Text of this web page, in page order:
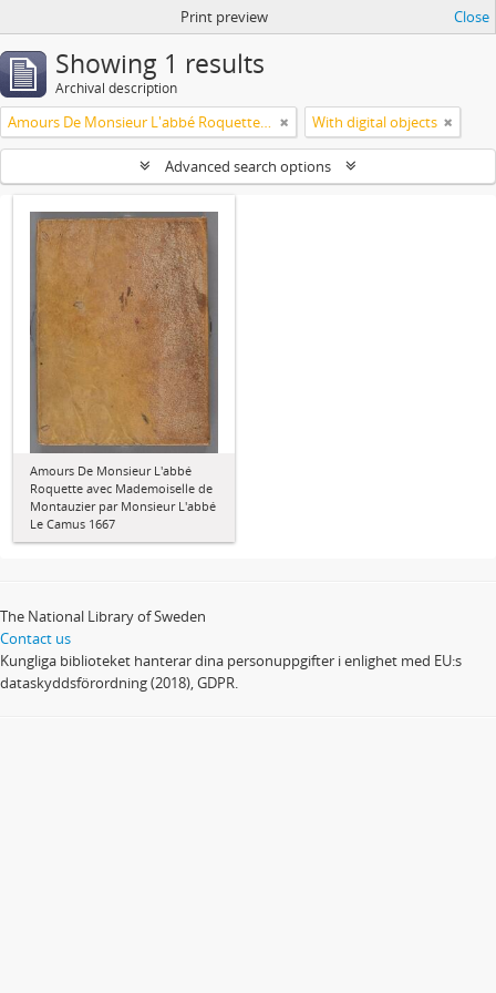
Print preview Close
Showing 1 results
Archival description
Amours De Monsieur L'abbé Roquette avec Mademoiselle de Montauzier par Monsieur L'abbé Le Camus 1667 With digital objects
Advanced search options
Amours De Monsieur L'abbé
Roquette avec Mademoiselle de
Montauzier par Monsieur L'abbé
Le Camus 1667
The National Library of Sweden
Contact us
Kungliga biblioteket hanterar dina personuppgifter i enlighet med EU:s
dataskyddsförordning (2018), GDPR.